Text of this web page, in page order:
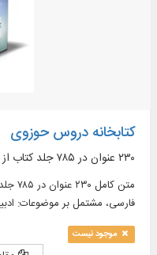
کتابخانه دروس حوزوی
۲۳۰ عنوان در ۷۸۵ جلد كتاب از دروس حوزوی
متن
فارسی، مشتمل بر موضوعات:
...
موجود نیست